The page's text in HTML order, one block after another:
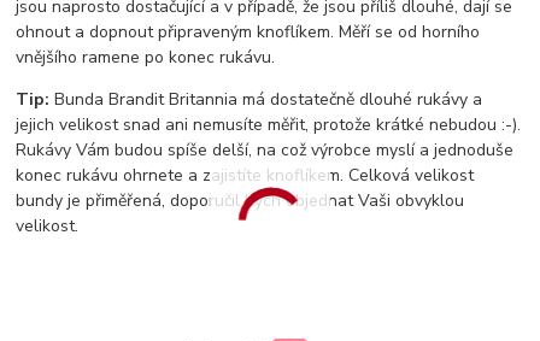
jsou naprosto dostačující a v případě, že jsou příliš dlouhé, dají se
ohnout a dopnout připraveným knoflíkem. Měří se od horního
vnějšího ramene po konec rukávu.
Tip: Bunda Brandit Britannia má dostatečně dlouhé rukávy a
jejich velikost snad ani nemusíte měřit, protože krátké nebudou :-).
Rukávy Vám budou spíše delší, na což výrobce myslí a jednoduše
konec rukávu ohrnete a zajistíte knoflíkem. Celková velikost
bundy je přiměřená, doporučil bych objednat Vaši obvyklou
velikost.